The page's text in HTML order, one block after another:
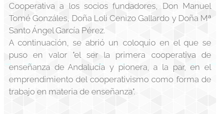
Cooperativa a los socios fundadores, Don Manuel
Tomé Gonzáles, Doña Loli Cenizo Gallardo y Doña Mª
Santo Ángel García Pérez.
A continuación, se abrió un coloquio en el que se
puso en valor "el ser la primera cooperativa de
enseñanza de Andalucía y pionera, a la par, en el
emprendimiento del cooperativismo como forma de
trabajo en materia de enseñanza".